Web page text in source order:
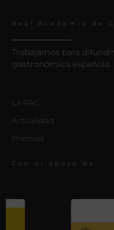
Real Academia de
Trabajamos para
gastronómica española.
La RAG
Actualidad
Premios
Con el apoyo de: